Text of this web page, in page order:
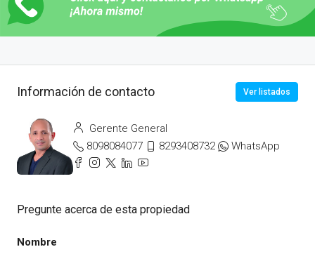
Información de contacto Ver listados
Gerente General
8098084077
8293408732 WhatsApp
Pregunte acerca de esta propiedad
Nombre